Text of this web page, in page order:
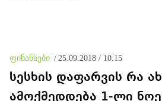
ფინანსები / 25.09.2018 / 10:15
სესხის დაფარვის რა
ამოქმედდება 1-ლი